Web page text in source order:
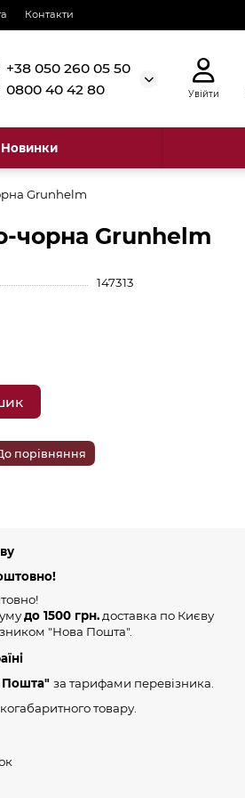
Контакти
+38 050 260 05 50
0800 40 42 80
Увійти
Новинки
Grunhelm
чорна Grunhelm
147313
порівняння
до 1500 грн.доставка по Києву
"Нова Пошта".
Пошта"за тарифами перевізника.
товару.